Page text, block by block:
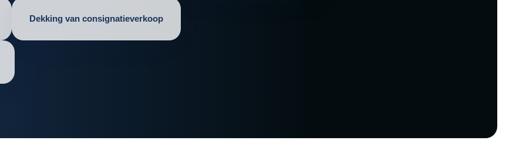
Dekking van consignatieverkoop